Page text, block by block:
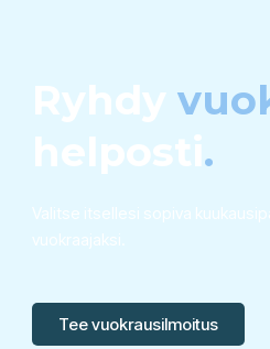
Ryhdy
helposti.
Valitse itsellesi sopiva
vuokraajaksi.
Tee vuokrausilmoitus